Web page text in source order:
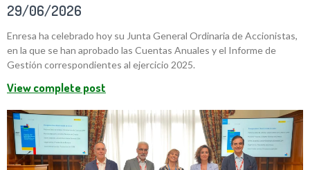
29/06/2026
Enresa ha celebrado hoy su Junta General Ordinaria de Accionistas,
en la que se han aprobado las Cuentas Anuales y el Informe de
Gestión correspondientes al ejercicio 2025.
View complete post